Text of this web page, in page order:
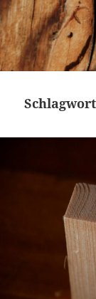
Urban